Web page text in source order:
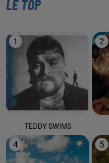
LE TOP
1
TEDDY SWIMS
2
4 5